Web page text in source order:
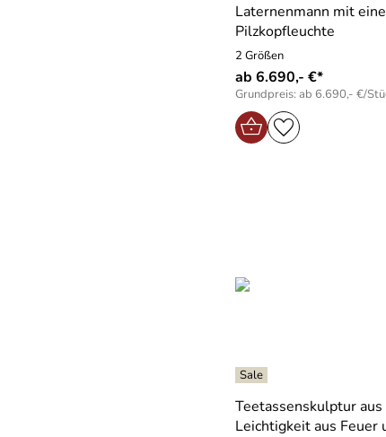
Laternenmann mit
Pilzkopfleuchte
2 Größen
ab 6.690,- €*
Grundpreis: ab 6.690,- €/
Teetassenskulptur aus
Leichtigkeit aus Feuer